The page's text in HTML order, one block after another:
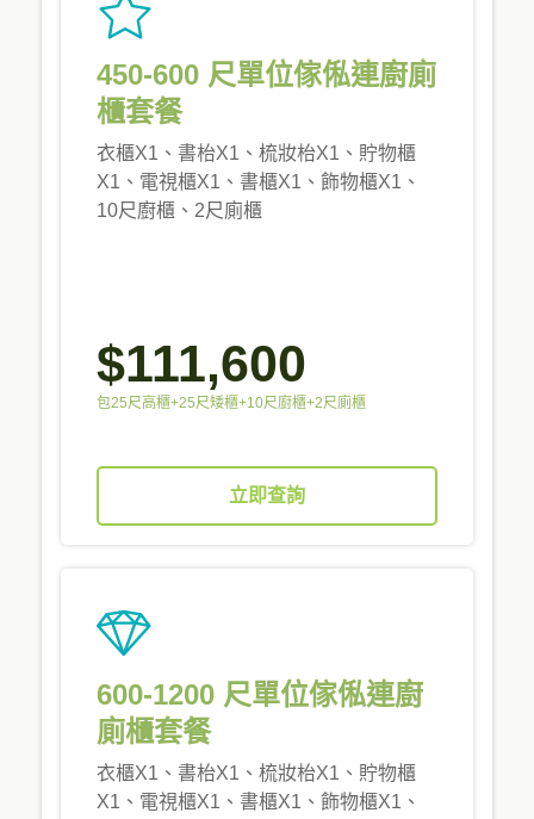
450-600 尺單位傢俬連廚廁
櫃套餐
衣櫃X1、書枱X1、梳妝枱X1、貯物櫃
X1、電視櫃X1、書櫃X1、飾物櫃X1、
10尺廚櫃、2尺廁櫃
$111,600
包25尺高櫃+25尺矮櫃+10尺廚櫃+2尺廁櫃
立即查詢
600-1200 尺單位傢俬連廚
廁櫃套餐
衣櫃X1、書枱X1、梳妝枱X1、貯物櫃
X1、電視櫃X1、書櫃X1、飾物櫃X1、